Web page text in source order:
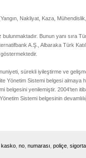
Nakliyat, Kaza,
Bunun yanı sıra
A.Ş., Albaraka Türk
sürekli iyileştirme ve
Yönetim Sistemi belgesi
belgesini yenilemiştir. 2004’ten
Sistemi belgesinin
kasko no numarası poliçe sigorta